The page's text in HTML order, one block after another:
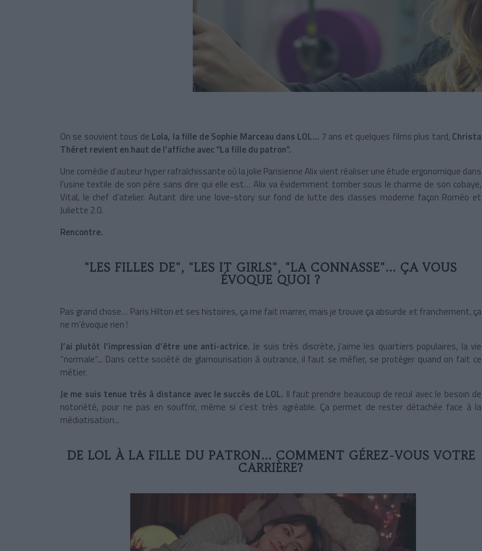
On se souvient tous de Lola, la fille de Sophie Marceau dans LOL... 7 ans et quelques films plus tard, Christa
Théret revient en haut de l’affiche avec “La fille du patron”.
Une comédie d’auteur hyper rafraîchissante où la jolie Parisienne Alix vient réaliser une étude ergonomique dans
l’usine textile de son père sans dire qui elle est… Alix va évidemment tomber sous le charme de son cobaye,
Vital, le chef d’atelier. Autant dire une love-story sur fond de lutte des classes moderne façon Roméo et
Juliette 2.0.
Rencontre.
"LES FILLES DE", "LES IT GIRLS", "LA CONNASSE"... ÇA VOUS
ÉVOQUE QUOI ?
Pas grand chose… Paris Hilton et ses histoires, ça me fait marrer, mais je trouve ça absurde et franchement, ça
ne m’évoque rien !
J’ai plutôt l’impression d’être une anti-actrice. Je suis très discrète, j’aime les quartiers populaires, la vie
“normale”... Dans cette société de glamourisation à outrance, il faut se méfier, se protéger quand on fait ce
métier.
Je me suis tenue très à distance avec le succès de LOL. Il faut prendre beaucoup de recul avec le besoin de
notoriété, pour ne pas en souffrir, même si c’est très agréable. Ça permet de rester détachée face à la
médiatisation...
DE LOL À LA FILLE DU PATRON... COMMENT GÉREZ-VOUS VOTRE
CARRIÈRE?